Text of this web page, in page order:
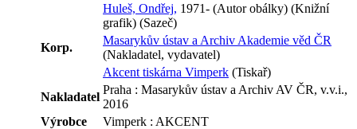
Huleš, Ondřej, 1971- (Autor obálky) (Knižní
grafik) (Sazeč)
Korp.
Masarykův ústav a Archiv Akademie věd ČR
(Nakladatel, vydavatel)
Akcent tiskárna Vimperk (Tiskař)
Nakladatel
Praha : Masarykův ústav a Archiv AV ČR, v.v.i.,
2016
Výrobce
Vimperk : AKCENT